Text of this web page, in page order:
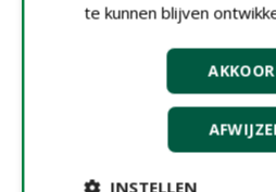
groenbeheerders, kwekers,
groenprofessionals die
aanplant. Hier lees je het
en kun je je eenvoudig
hier je ticket via de
te kunnen blijven
INSTELLEN